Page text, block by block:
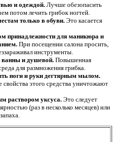
и одеждой. Лучше обезопасить
потом лечить грибок ногтей.
только в обуви. Это касается
принадлежности для маникюра и
При посещении салона просить,
инструменты.
ванны и душевой. Повышенная
для размножения грибка.
ноги и руки дегтярным мылом.
этого средства уничтожают
раствором уксуса. Это следует
(раз в несколько месяцев) или